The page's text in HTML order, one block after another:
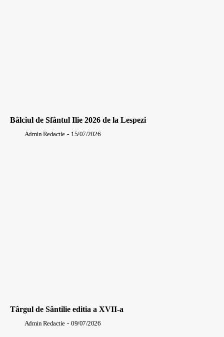
Bâlciul de Sfântul Ilie 2026 de la Lespezi
Admin Redactie - 15/07/2026
Târgul de Sântilie editia a XVII-a
Admin Redactie - 09/07/2026